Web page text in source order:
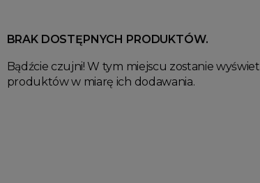
BRAK DOSTĘPNYCH PRODUKTÓW.
Bądźcie czujni! W tym miejscu zostanie
produktów w miarę ich dodawania.